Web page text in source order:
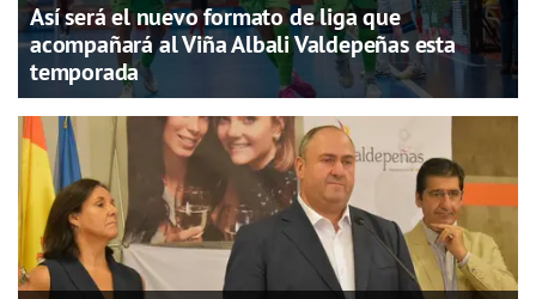
Así será el nuevo formato de liga que
acompañará al Viña Albali Valdepeñas esta
temporada